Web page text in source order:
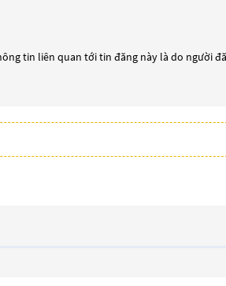
tin liên quan tới tin đăng này là do người